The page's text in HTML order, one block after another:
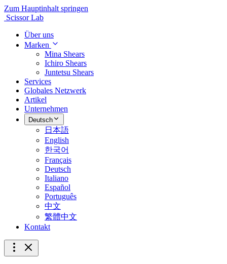
Zum Hauptinhalt springen
Scissor Lab
Über uns
Marken
Mina Shears
Ichiro Shears
Juntetsu Shears
Services
Globales Netzwerk
Artikel
Unternehmen
Deutsch
日本語
English
한국어
Français
Deutsch
Italiano
Español
Português
中文
繁體中文
Kontakt